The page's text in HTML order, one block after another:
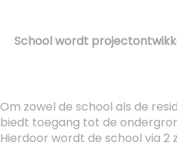
School wordt
Om zowel de school als de
biedt toegang tot de
Hierdoor wordt de school via